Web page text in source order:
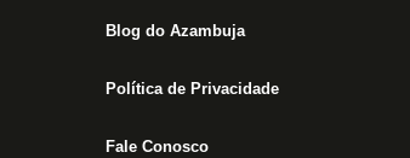
Blog do Azambuja
Política de Privacidade
Fale Conosco
‘Me cobro até mais